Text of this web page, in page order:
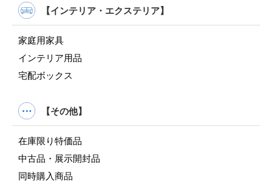
【インテリア・エクステリア】
家庭用家具
インテリア用品
宅配ボックス
【その他】
在庫限り特価品
中古品・展示開封品
同時購入商品